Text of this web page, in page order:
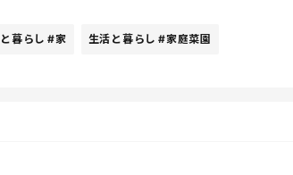
？って
かな？笑
暮らし #家 生活と暮らし #家庭菜園